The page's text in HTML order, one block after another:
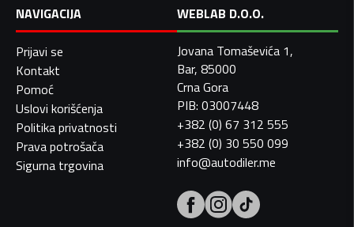
NAVIGACIJA
Prijavi se
Kontakt
Pomoć
Uslovi korišćenja
Politika privatnosti
Prava potrošača
Sigurna trgovina
WEBLAB D.O.O.
Jovana Tomaševića 1,
Bar, 85000
Crna Gora
PIB: 03007448
+382 (0) 67 312 555
+382 (0) 30 550 099
info@autodiler.me